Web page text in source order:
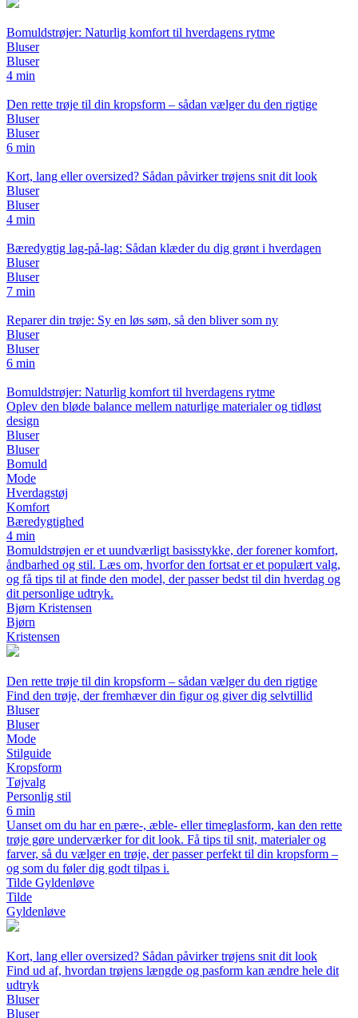
Bomuldstrøjer: Naturlig komfort til hverdagens rytme
Bluser
Bluser
4 min
Den rette trøje til din kropsform – sådan vælger du den rigtige
Bluser
Bluser
6 min
Kort, lang eller oversized? Sådan påvirker trøjens snit dit look
Bluser
Bluser
4 min
Bæredygtig lag-på-lag: Sådan klæder du dig grønt i hverdagen
Bluser
Bluser
7 min
Reparer din trøje: Sy en løs søm, så den bliver som ny
Bluser
Bluser
6 min
Bomuldstrøjer: Naturlig komfort til hverdagens rytme
Oplev den bløde balance mellem naturlige materialer og tidløst
design
Bluser
Bluser
Bomuld
Mode
Hverdagstøj
Komfort
Bæredygtighed
4 min
Bomuldstrøjen er et uundværligt basisstykke, der forener komfort,
åndbarhed og stil. Læs om, hvorfor den fortsat er et populært valg,
og få tips til at finde den model, der passer bedst til din hverdag og
dit personlige udtryk.
Bjørn Kristensen
Bjørn
Kristensen
Den rette trøje til din kropsform – sådan vælger du den rigtige
Find den trøje, der fremhæver din figur og giver dig selvtillid
Bluser
Bluser
Mode
Stilguide
Kropsform
Tøjvalg
Personlig stil
6 min
Uanset om du har en pære-, æble- eller timeglasform, kan den rette
trøje gøre underværker for dit look. Få tips til snit, materialer og
farver, så du vælger en trøje, der passer perfekt til din kropsform –
og som du føler dig godt tilpas i.
Tilde Gyldenløve
Tilde
Gyldenløve
Kort, lang eller oversized? Sådan påvirker trøjens snit dit look
Find ud af, hvordan trøjens længde og pasform kan ændre hele dit
udtryk
Bluser
Bluser